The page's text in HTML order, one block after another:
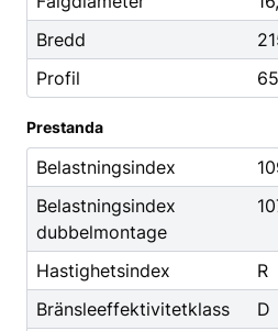
Pennor
Däcketiketter
Tejp
Godis & Dryck
Bredd
Profil
Prestanda
Belastningsindex
Belastningsindex
dubbelmontage
Hastighetsindex
R
Bränsleeffektivitetklass
D